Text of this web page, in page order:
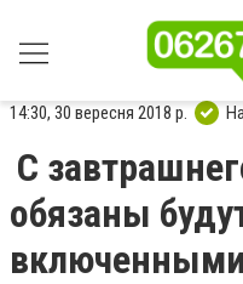
14:30, 30 вересня 2018 р.
С
обязаны